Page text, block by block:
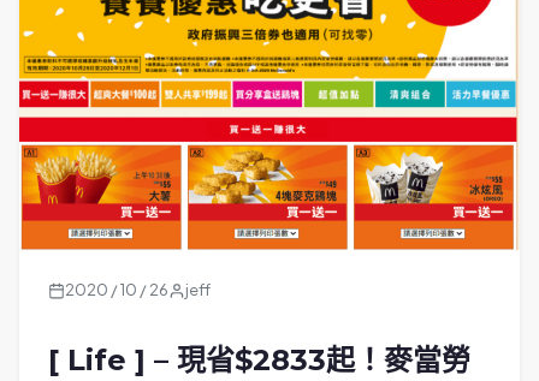
2020 / 10 / 26 jeff
[ Life ] – 現省$2833起！麥當勞